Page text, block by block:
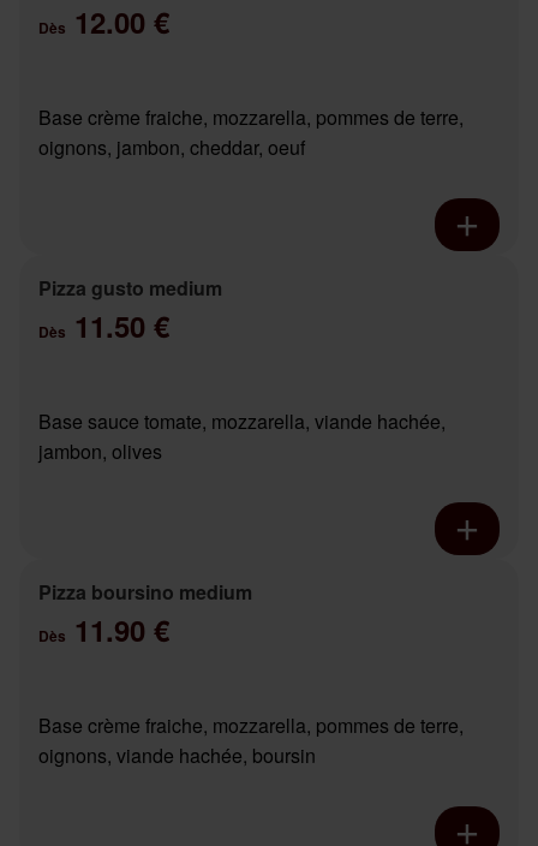
Dès 12.00 €
Base crème fraiche, mozzarella, pommes de terre,
oignons, jambon, cheddar, oeuf
Pizza gusto medium
Dès 11.50 €
Base sauce tomate, mozzarella, viande hachée,
jambon, olives
Pizza boursino medium
Dès 11.90 €
Base crème fraiche, mozzarella, pommes de terre,
oignons, viande hachée, boursin